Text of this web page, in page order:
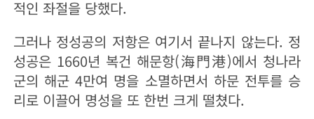
적인 좌절을 당했다.
그러나 정성공의 저항은 여기서 끝나지 않는다. 정
성공은 1660년 복건 해문항(海門港)에서 청나라
군의 해군 4만여 명을 소멸하면서 하문 전투를 승
리로 이끌어 명성을 또 한번 크게 떨쳤다.